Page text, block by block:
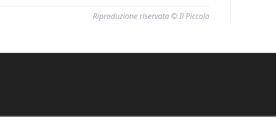
Riproduzione riservata © Il Piccolo